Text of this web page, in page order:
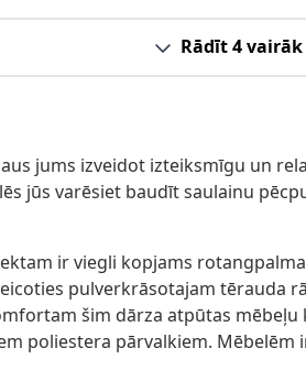
Rādīt 4 vairāk
jums izveidot izteiksmīgu un
jūs varēsiet baudīt saulainu
ir viegli kopjams
pulverkrāsotajam tērauda
šim dārza atpūtas
poliestera pārvalkiem. Mēbelēm